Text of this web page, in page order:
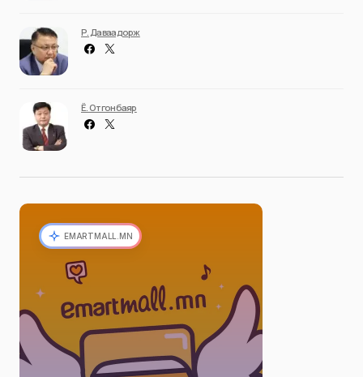
Р. Даваадорж
Ё. Отгонбаяр
EMARTMALL.MN